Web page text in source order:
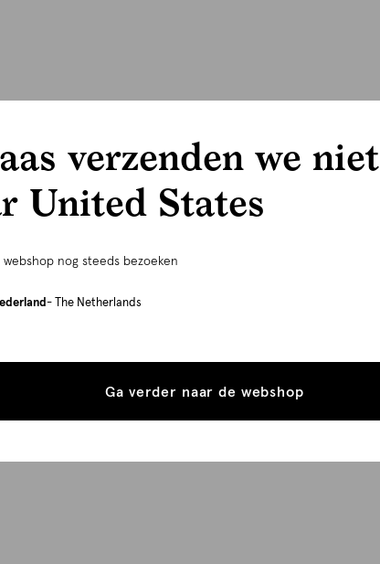
verzenden we niet
United States
nog steeds bezoeken
- The Netherlands
Ga verder naar de webshop